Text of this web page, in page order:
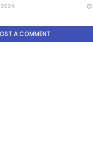
2024
A COMMENT